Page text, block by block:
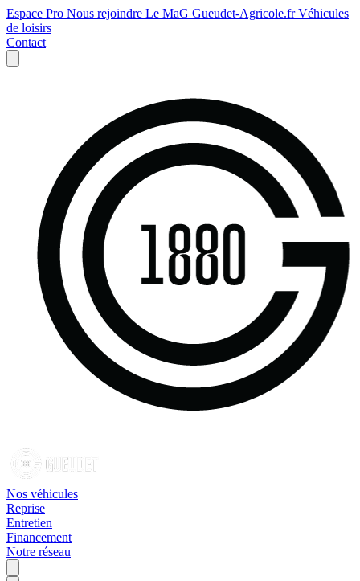
Espace Pro Nous rejoindre Le MaG Gueudet-Agricole.frVéhicules
de loisirs
Contact
Nos véhicules
Reprise
Entretien
Financement
Notre réseau